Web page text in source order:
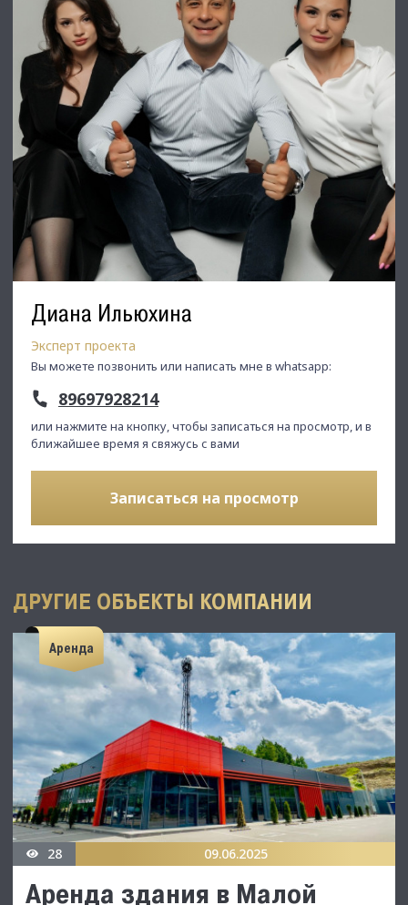
Диана Ильюхина
Эксперт проекта
Вы можете позвонить или написать мне в whatsapp:
89697928214
или нажмите на кнопку, чтобы записаться на просмотр, и в
ближайшее время я свяжусь с вами
Записаться на просмотр
позвоните ☎, и мы обязательно подберем нужный объект
по самым выгодным условиям на рынке коммерческой
недвижимости!
⭐ Добавьте объявление в Избранное, чтобы не потерять!
С Уважением, Тлевалдэ.
Недвижимость Северо-Запада.
ДРУГИЕ ОБЪЕКТЫ КОМПАНИИ
Аренда
28 09.06.2025
Аренда здания в Малой